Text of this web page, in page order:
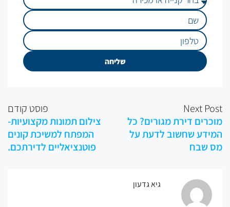
פוסט קודם
צילום תמונות מקצועיות-
המפתח למשיכת קונים
פוטנציאליים לדירתכם.
דירת מגורים? כל
שחשוב לדעת על
גיא גדעון